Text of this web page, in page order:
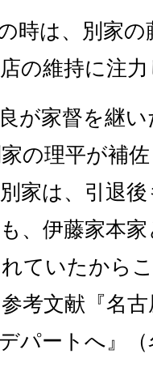
時は、別家の
の維持に注
が家督を継
の理平が補
家は、引退
、伊藤家本
ていたから
考文献『名
パートへ』（